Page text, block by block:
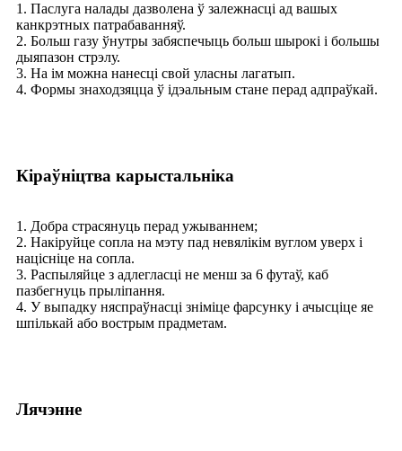
1. Паслуга налады дазволена ў залежнасці ад вашых
канкрэтных патрабаванняў.
2. Больш газу ўнутры забяспечыць больш шырокі і большы
дыяпазон стрэлу.
3. На ім можна нанесці свой уласны лагатып.
4. Формы знаходзяцца ў ідэальным стане перад адпраўкай.
Кіраўніцтва карыстальніка
1. Добра страсянуць перад ужываннем;
2. Накіруйце сопла на мэту пад невялікім вуглом уверх і
націсніце на сопла.
3. Распыляйце з адлегласці не менш за 6 футаў, каб
пазбегнуць прыліпання.
4. У выпадку няспраўнасці зніміце фарсунку і ачысціце яе
шпількай або вострым прадметам.
Лячэнне